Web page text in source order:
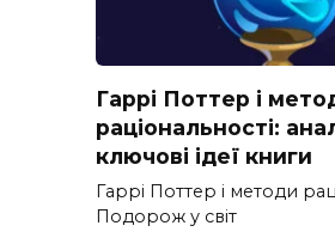
Гаррі Поттер і
раціональності:
ключові ідеї книги
Гаррі Поттер і методи
Подорож у світ